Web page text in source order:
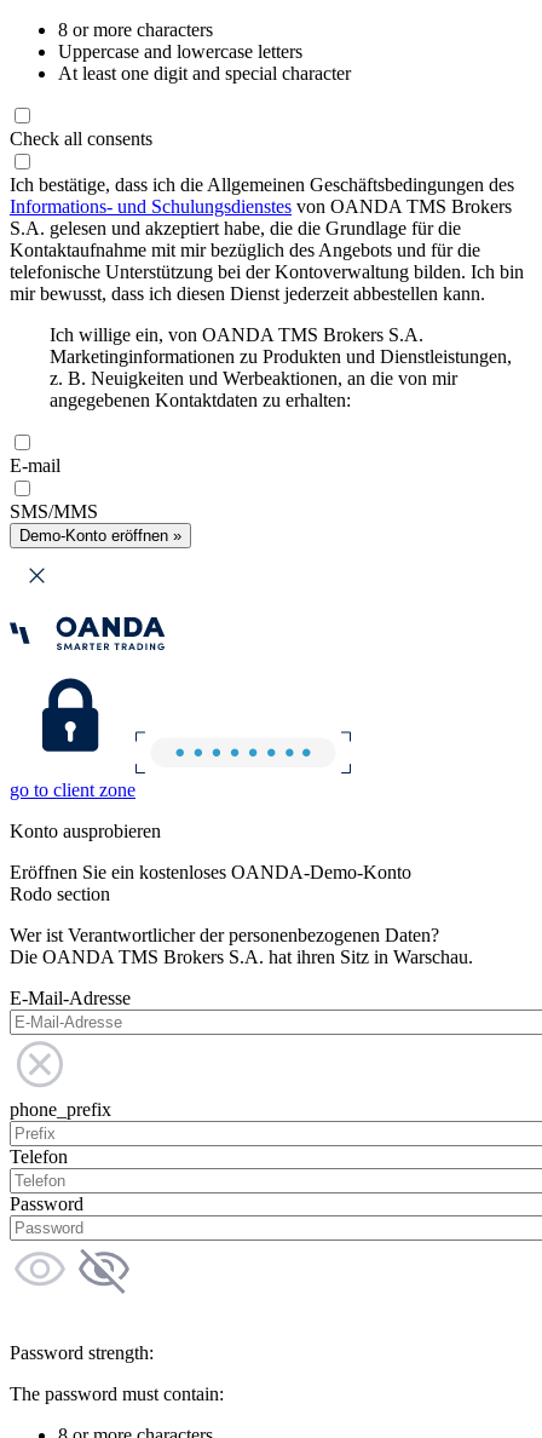
8 or more characters
Uppercase and lowercase letters
At least one digit and special character
Check all consents
Ich bestätige, dass ich die Allgemeinen Geschäftsbedingungen des
Informations- und Schulungsdienstes von OANDA TMS Brokers
S.A. gelesen und akzeptiert habe, die die Grundlage für die
Kontaktaufnahme mit mir bezüglich des Angebots und für die
telefonische Unterstützung bei der Kontoverwaltung bilden. Ich bin
mir bewusst, dass ich diesen Dienst jederzeit abbestellen kann.
Ich willige ein, von OANDA TMS Brokers S.A.
Marketinginformationen zu Produkten und Dienstleistungen,
z. B. Neuigkeiten und Werbeaktionen, an die von mir
angegebenen Kontaktdaten zu erhalten:
E-mail
SMS/MMS
Demo-Konto eröffnen »
go to client zone
Konto ausprobieren
Eröffnen Sie ein kostenloses OANDA-Demo-Konto
Rodo section
Wer ist Verantwortlicher der personenbezogenen Daten?
Die OANDA TMS Brokers S.A. hat ihren Sitz in Warschau.
E-Mail-Adresse
phone_prefix
Telefon
Password
Password strength:
The password must contain: